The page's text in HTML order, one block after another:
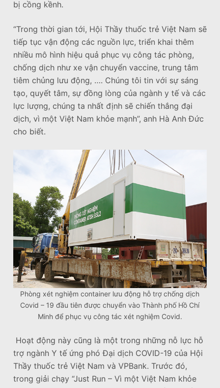
bị cồng kềnh.
“Trong thời gian tới, Hội Thầy thuốc trẻ Việt Nam sẽ
tiếp tục vận động các nguồn lực, triển khai thêm
nhiều mô hình hiệu quả phục vụ công tác phòng,
chống dịch như xe vận chuyển vaccine, trung tâm
tiêm chủng lưu động, …. Chúng tôi tin với sự sáng
tạo, quyết tâm, sự đồng lòng của ngành y tế và các
lực lượng, chúng ta nhất định sẽ chiến thắng đại
dịch, vì một Việt Nam khỏe mạnh”, anh Hà Anh Đức
cho biết.
Phòng xét nghiệm container lưu động hỗ trợ chống dịch
Covid – 19 đầu tiên được chuyển vào Thành phố Hồ Chí
Minh để phục vụ công tác xét nghiệm Covid.
Hoạt động này cũng là một trong những nỗ lực hỗ
trợ ngành Y tế ứng phó Đại dịch COVID-19 của Hội
Thầy thuốc trẻ Việt Nam và VPBank. Trước đó,
trong giải chạy “Just Run – Vì một Việt Nam khỏe